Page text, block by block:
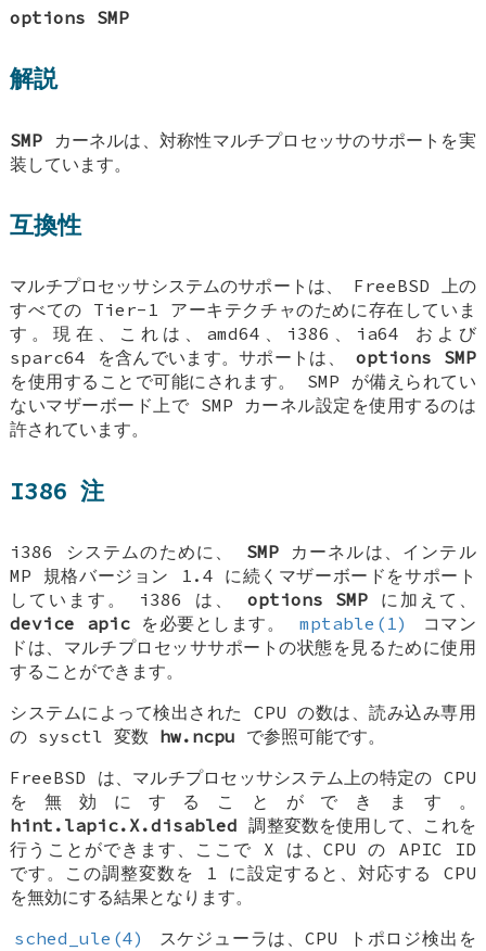
options SMP
解説
SMP カーネルは、対称性マルチプロセッサのサポートを実
装しています。
互換性
マルチプロセッサシステムのサポートは、 FreeBSD 上の
すべての Tier-1 アーキテクチャのために存在していま
す。現在、これは、amd64、i386、ia64 および
sparc64 を含んでいます。サポートは、options SMP
を使用することで可能にされます。 SMP が備えられてい
ないマザーボード上で SMP カーネル設定を使用するのは
許されています。
I386 注
i386 システムのために、 SMPカーネルは、インテル
MP 規格バージョン 1.4 に続くマザーボードをサポート
しています。 i386 は、 options SMP に加えて、
device apicを必要とします。 mptable(1)
コマン
ドは、マルチプロセッササポートの状態を見るために使用
することができます。
システムによって検出された CPU の数は、読み込み専用
の sysctl 変数 hw.ncpu で参照可能です。
FreeBSD は、マルチプロセッサシステム上の特定の CPU
を無効にすることができます。
hint.lapic.X.disabled 調整変数を使用して、これを
行うことができます、ここで X は、CPU の APIC ID
です。この調整変数を 1 に設定すると、対応する CPU
を無効にする結果となります。
sched_ule(4)
スケジューラは、CPU トポロジ検出を